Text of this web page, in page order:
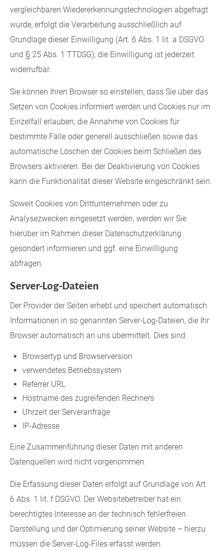
vergleichbaren Wiedererkennungstechnologien abgefragt
wurde, erfolgt die Verarbeitung ausschließlich auf
Grundlage dieser Einwilligung (Art. 6 Abs. 1 lit. a DSGVO
und § 25 Abs. 1 TTDSG); die Einwilligung ist jederzeit
widerrufbar.
Sie können Ihren Browser so einstellen, dass Sie über das
Setzen von Cookies informiert werden und Cookies nur im
Einzelfall erlauben, die Annahme von Cookies für
bestimmte Fälle oder generell ausschließen sowie das
automatische Löschen der Cookies beim Schließen des
Browsers aktivieren. Bei der Deaktivierung von Cookies
kann die Funktionalität dieser Website eingeschränkt sein.
Soweit Cookies von Drittunternehmen oder zu
Analysezwecken eingesetzt werden, werden wir Sie
hierüber im Rahmen dieser Datenschutzerklärung
gesondert informieren und ggf. eine Einwilligung
abfragen.
Server-Log-Dateien
Der Provider der Seiten erhebt und speichert automatisch
Informationen in so genannten Server-Log-Dateien, die Ihr
Browser automatisch an uns übermittelt. Dies sind:
Browsertyp und Browserversion
verwendetes Betriebssystem
Referrer URL
Hostname des zugreifenden Rechners
Uhrzeit der Serveranfrage
IP-Adresse
Eine Zusammenführung dieser Daten mit anderen
Datenquellen wird nicht vorgenommen.
Die Erfassung dieser Daten erfolgt auf Grundlage von Art.
6 Abs. 1 lit. f DSGVO. Der Websitebetreiber hat ein
berechtigtes Interesse an der technisch fehlerfreien
Darstellung und der Optimierung seiner Website – hierzu
müssen die Server-Log-Files erfasst werden.